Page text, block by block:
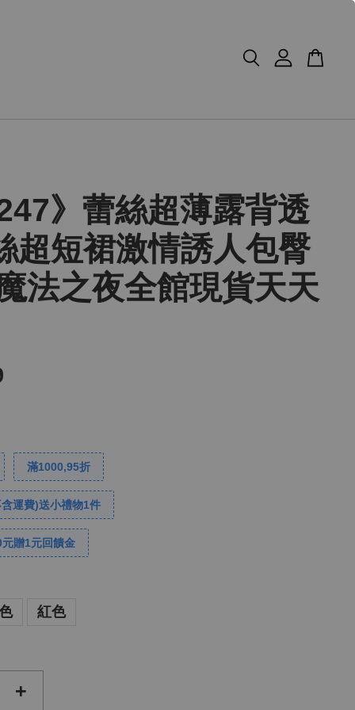
》蕾絲超薄露背透
超短裙激情誘人包臀
法之夜全館現貨天天
滿1000,95折
運費)送小禮物1件
贈1元回饋金
紅色
+